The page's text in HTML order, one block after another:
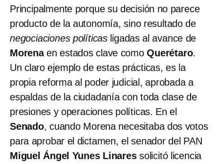
Principalmente porque su decisión no parece
producto de la autonomía, sino resultado de
negociaciones políticas ligadas al avance de
Morenaen estados clave comoQuerétaro.
Un claro ejemplo de estas prácticas, es la
propia reforma al poder judicial, aprobada a
espaldas de la ciudadanía con toda clase de
presiones y operaciones políticas. En el
Senado, cuando Morena necesitaba dos votos
para aprobar el dictamen, el senador del PAN
Miguel Ángel Yunes Linares solicitó licencia